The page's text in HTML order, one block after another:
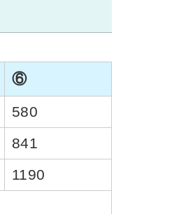
⑥
580
841
1190